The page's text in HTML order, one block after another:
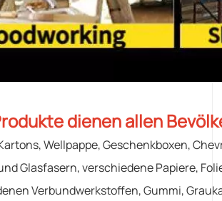
dienen allen
Wellpappe, Geschenkboxen,
Glasfasern, verschiedene Papiere,
Verbundwerkstoffen, Gummi,